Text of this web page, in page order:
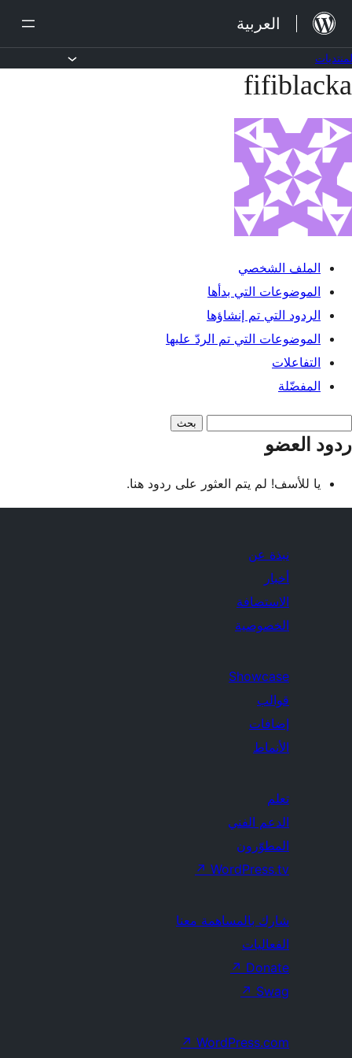
الانتقال
المحتوى
العربية
تخطي
المحتوى
fifiblacka
الملف الشخصي
الموضوعات التي بدأها
الردود التي تم إنشاؤها
الموضوعات التي تم الردّ عليها
التفاعلات
المفضّلة
البحث:
ردود العضو
يا للأسف! لم يتم العثور على ردود هنا.
نبذة عن
أخبار
الاستضافة
الخصوصية
Showcase
قوالب
إضافات
الأنماط
تعلم
الدعم الفني
المطوّرون
WordPress.tv
↗
شارك بالمساهمة معنا
الفعاليات
Donate
↗
Swag
↗
WordPress.com
↗